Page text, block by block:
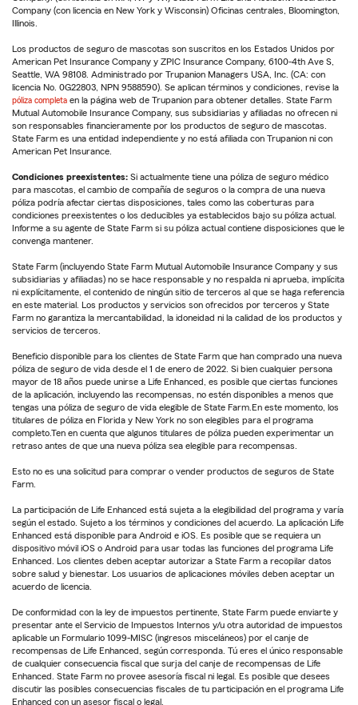
Company (con licencia en New York y Wisconsin) Oficinas centrales, Bloomington,
Illinois.
Los productos de seguro de mascotas son suscritos en los Estados Unidos por
American Pet Insurance Company y ZPIC Insurance Company, 6100-4th Ave S,
Seattle, WA 98108. Administrado por Trupanion Managers USA, Inc. (CA: con
licencia No. 0G22803, NPN 9588590). Se aplican términos y condiciones, revise la
póliza completa en la página web de Trupanion para obtener detalles. State Farm
Mutual Automobile Insurance Company, sus subsidiarias y afiliadas no ofrecen ni
son responsables financieramente por los productos de seguro de mascotas.
State Farm es una entidad independiente y no está afiliada con Trupanion ni con
American Pet Insurance.
Condiciones preexistentes: Si actualmente tiene una póliza de seguro médico
para mascotas, el cambio de compañía de seguros o la compra de una nueva
póliza podría afectar ciertas disposiciones, tales como las coberturas para
condiciones preexistentes o los deducibles ya establecidos bajo su póliza actual.
Informe a su agente de State Farm si su póliza actual contiene disposiciones que le
convenga mantener.
State Farm (incluyendo State Farm Mutual Automobile Insurance Company y sus
subsidiarias y afiliadas) no se hace responsable y no respalda ni aprueba, implícita
ni explícitamente, el contenido de ningún sitio de terceros al que se haga referencia
en este material. Los productos y servicios son ofrecidos por terceros y State
Farm no garantiza la mercantabilidad, la idoneidad ni la calidad de los productos y
servicios de terceros.
Beneficio disponible para los clientes de State Farm que han comprado una nueva
póliza de seguro de vida desde el 1 de enero de 2022. Si bien cualquier persona
mayor de 18 años puede unirse a Life Enhanced, es posible que ciertas funciones
de la aplicación, incluyendo las recompensas, no estén disponibles a menos que
tengas una póliza de seguro de vida elegible de State Farm.En este momento, los
titulares de póliza en Florida y New York no son elegibles para el programa
completo.Ten en cuenta que algunos titulares de póliza pueden experimentar un
retraso antes de que una nueva póliza sea elegible para recompensas.
Esto no es una solicitud para comprar o vender productos de seguros de State
Farm.
La participación de Life Enhanced está sujeta a la elegibilidad del programa y varía
según el estado. Sujeto a los términos y condiciones del acuerdo. La aplicación Life
Enhanced está disponible para Android e iOS. Es posible que se requiera un
dispositivo móvil iOS o Android para usar todas las funciones del programa Life
Enhanced. Los clientes deben aceptar autorizar a State Farm a recopilar datos
sobre salud y bienestar. Los usuarios de aplicaciones móviles deben aceptar un
acuerdo de licencia.
De conformidad con la ley de impuestos pertinente, State Farm puede enviarte y
presentar ante el Servicio de Impuestos Internos y/u otra autoridad de impuestos
aplicable un Formulario 1099-MISC (ingresos misceláneos) por el canje de
recompensas de Life Enhanced, según corresponda. Tú eres el único responsable
de cualquier consecuencia fiscal que surja del canje de recompensas de Life
Enhanced. State Farm no provee asesoría fiscal ni legal. Es posible que desees
discutir las posibles consecuencias fiscales de tu participación en el programa Life
Enhanced con un asesor fiscal o legal.